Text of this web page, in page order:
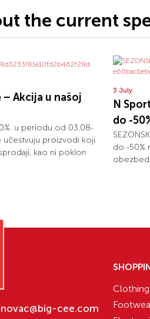
the current
Akcija u našoj
u periodu od 03.08-
učestvuju proizvodi koji
kao ni poklon
3 July
N
do -
do -50%
cee.com
Clothing